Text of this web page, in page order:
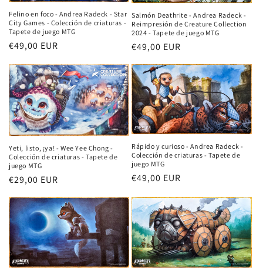
Felino en foco - Andrea Radeck - Star
City Games - Colección de criaturas -
Tapete de juego MTG
Precio
€49,00 EUR
Salmón Deathrite - Andrea Radeck -
Reimpresión de Creature Collection
2024 - Tapete de juego MTG
Precio
€49,00 EUR
Yeti, listo, ¡ya! - Wee Yee Chong -
Colección de criaturas - Tapete de
juego MTG
Precio
€29,00 EUR
Rápido y curioso - Andrea Radeck -
Colección de criaturas - Tapete de
juego MTG
Precio
€49,00 EUR